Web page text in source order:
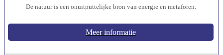
De natuur is een onuitputtelijke bron van energie en metaforen.
Meer informatie